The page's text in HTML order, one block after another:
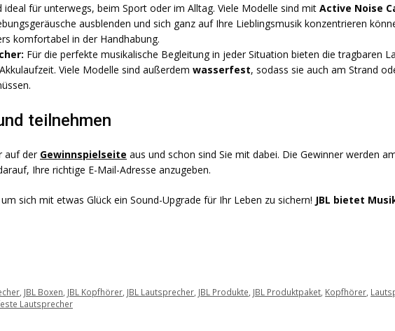
ideal für unterwegs, beim Sport oder im Alltag. Viele Modelle sind mit Active Noise
ausblenden und sich ganz auf Ihre Lieblingsmusik konzentrieren
komfortabel in der Handhabung.
Für die perfekte musikalische Begleitung in jeder Situation bieten die tragbaren
Viele Modelle sind außerdem wasserfest, sodass sie auch am Strand
teilnehmen
auf der Gewinnspielseite aus und schon sind Sie mit dabei. Die Gewinner werden
Ihre richtige E-Mail-Adresse anzugeben.
sich mit etwas Glück ein Sound-Upgrade für Ihr Leben zu sichern! JBL bietet
, JBL Boxen, JBL Kopfhörer, JBL Lautsprecher, JBL Produkte, JBL Produktpaket, Kopfhörer,
Lautsprecher